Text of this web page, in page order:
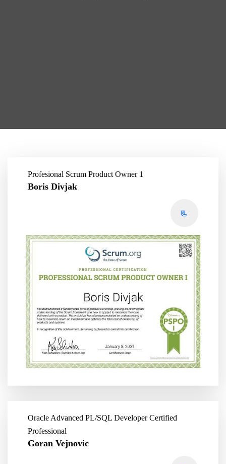
Profesional Scrum Product Owner 1
Boris Divjak
📃
Oracle Advanced PL/SQL Developer Certified
Professional
Goran Vejnovic